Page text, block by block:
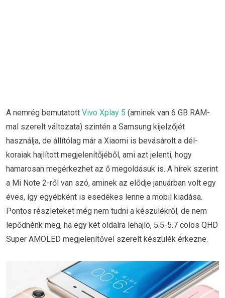
A nemrég bemutatott Vivo Xplay 5 (aminek van 6 GB RAM-
mal szerelt változata) szintén a Samsung kijelzőjét
használja, de állítólag már a Xiaomi is bevásárolt a dél-
koraiak hajlított megjelenítőjéből, ami azt jelenti, hogy
hamarosan megérkezhet az ő megoldásuk is. A hírek szerint
a Mi Note 2-ről van szó, aminek az elődje januárban volt egy
éves, így egyébként is esedékes lenne a mobil kiadása.
Pontos részleteket még nem tudni a készülékről, de nem
lepődnénk meg, ha egy két oldalra lehajló, 5.5-5.7 colos QHD
Super AMOLED megjelenítővel szerelt készülék érkezne.